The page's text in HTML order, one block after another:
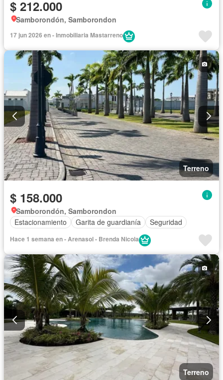
$ 212.000
Samborondón, Samborondon
17 jun 2026 en - Inmobiliaria Mastarreno
Terreno
$ 158.000
Samborondón, Samborondon
Estacionamiento
Garita de guardianía Seguridad
Hace 1 semana en - Arenasol - Brenda Nicola
Terreno